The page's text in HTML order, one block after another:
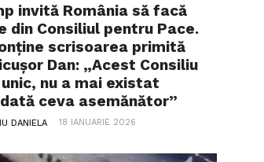
invită România să facă
din Consiliul pentru Pace.
scrisoarea primită
Dan: „Acest Consiliu
nu a mai existat
ceva asemănător”
DANIELA 18 IANUARIE 2026